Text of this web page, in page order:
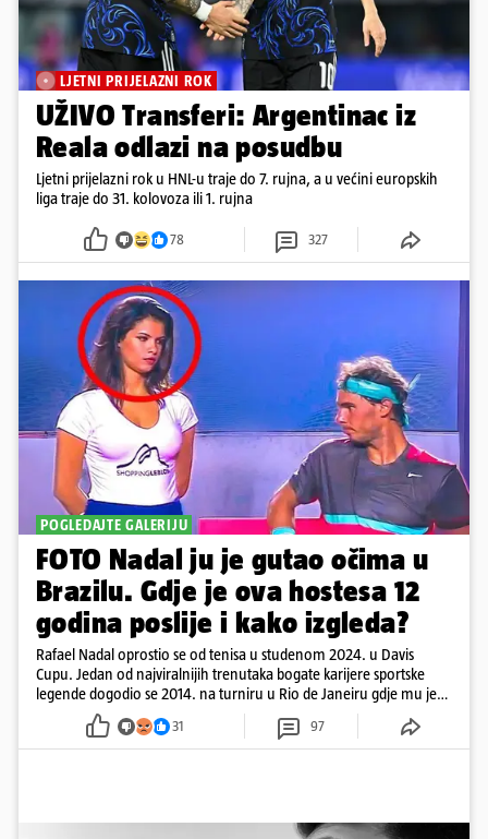
LJETNI PRIJELAZNI ROK
UŽIVO Transferi: Argentinac iz
Reala odlazi na posudbu
Ljetni prijelazni rok u HNL-u traje do 7. rujna, a u većini europskih
liga traje do 31. kolovoza ili 1. rujna
78 327
POGLEDAJTE GALERIJU
FOTO Nadal ju je gutao očima u
Brazilu. Gdje je ova hostesa 12
godina poslije i kako izgleda?
Rafael Nadal oprostio se od tenisa u studenom 2024. u Davis
Cupu. Jedan od najviralnijih trenutaka bogate karijere sportske
legende dogodio se 2014. na turniru u Rio de Janeiru gdje mu je
pažnju odvlačila ljepotica iza klupe
31 97